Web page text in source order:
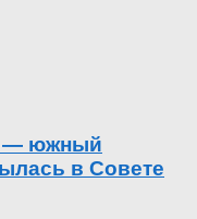
— южный
в Совете